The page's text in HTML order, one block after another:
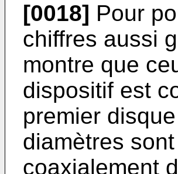
[0018] Pour
chiffres aussi
montre que
dispositif est
premier
diamètres
coaxialement